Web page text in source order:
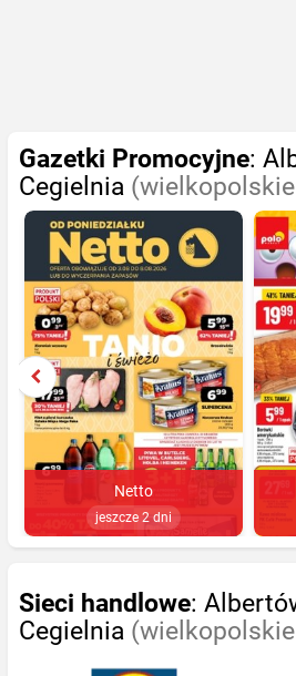
Gazetki Promocyjne:
Cegielnia
Netto
jeszcze 2 dni
Sieci handlowe:
Cegielnia